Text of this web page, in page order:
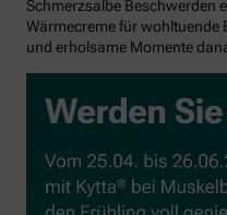
Schmerzsalbe Beschwerden
Wärmecreme für wohltuende
und erholsame Momente